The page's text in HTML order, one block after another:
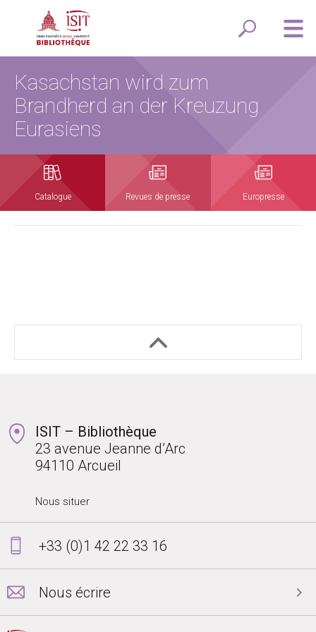
Kasachstan wird zum
Brandherd an der Kreuzung
Eurasiens
Catalogue Revues de presse Europresse
ISIT – Bibliothèque
23 avenue Jeanne d’Arc
94110 Arcueil
Nous situer
+33 (0)1 42 22 33 16
Nous écrire